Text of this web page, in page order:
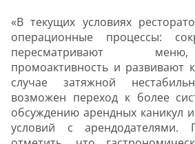
«В текущих условиях
операционные процессы:
пересматривают
промоактивность и развивают
случае затяжной
возможен переход к более
обсуждению арендных каникул
условий с